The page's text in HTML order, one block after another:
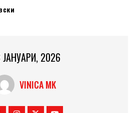
ЈАНУАРИ, 2026
VINICA MK